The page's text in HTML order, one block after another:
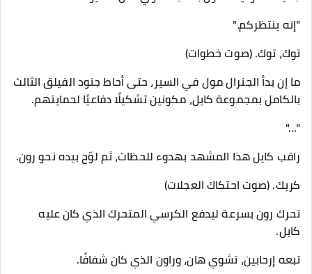
"إنه ينتظركم."
توك، توك. (صوت خطوات)
ما إن بدأ الجنرال مول في السير، حتى أحاط جنود الفيلق الثالث
بالكامل بمجموعة كايل، مكونين تشكيلًا دفاعيًا لحمايتهم.
"…"
راقب كايل هذا المشهد بهدوء للحظات، ثم لوّح بيده نحو رون.
كريك. (صوت احتكاك العجلات)
تحرك رون بسرعة ليدفع الكرسي المتحرك الذي كان عليه
كايل.
تبعه إرحابين، تشوي هان، وراون الذي كان شفافًا.